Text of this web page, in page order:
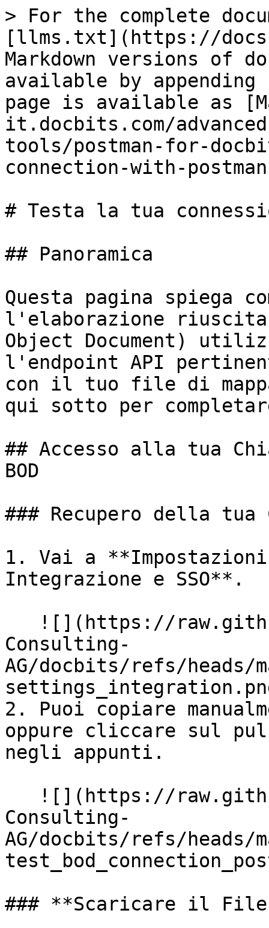
> For the complete
[llms.txt](https://
Markdown versions of
available by
page is available as
it.docbits.com/
tools/postman-for-
connection-with-
# Testa la tua
## Panoramica
Questa pagina spiega
l'elaborazione riuscita
Object Document)
l'endpoint API
con il tuo file di
qui sotto per
## Accesso alla tua
BOD
### Recupero della tua
1. Vai a
Integrazione e SSO**.
Consulting-
AG/docbits/refs/heads/
2. Puoi copiare
oppure cliccare sul
negli appunti.
Consulting-
AG/docbits/refs/heads/
### **Scaricare il File